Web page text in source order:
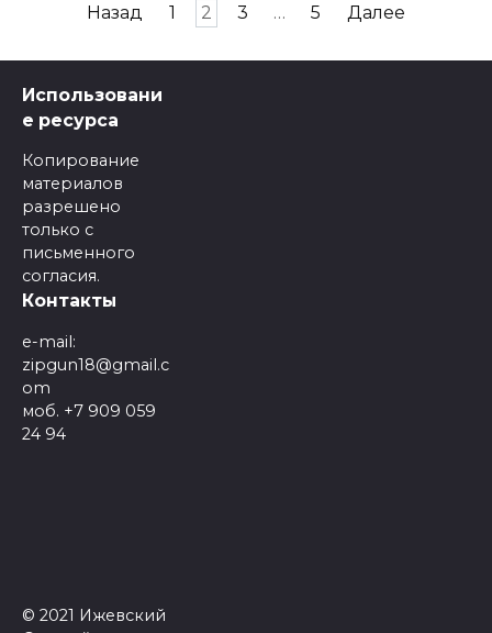
Навигация
записям
Назад 1 2 3 … 5 Далее
Использовани
е ресурса
Копирование
материалов
разрешено
только с
письменного
согласия.
Контакты
e-mail:
zipgun18@gmail.c
om
моб. +7 909 059
24 94
© 2021 Ижевский